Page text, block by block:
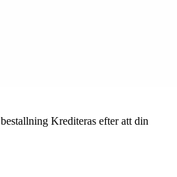
Krediteras efter att din